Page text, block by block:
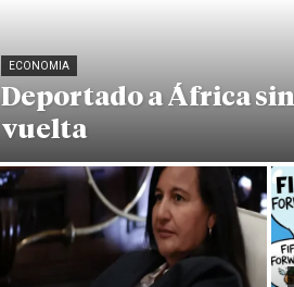
ECONOMIA
Deportado a África
vuelta